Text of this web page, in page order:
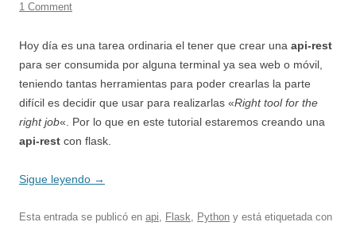
1 Comment
Hoy día es una tarea ordinaria el tener que crear una api-rest
para ser consumida por alguna terminal ya sea web o móvil,
teniendo tantas herramientas para poder crearlas la parte
difícil es decidir que usar para realizarlas «Right tool for the
right job«. Por lo que en este tutorial estaremos creando una
api-rest con flask.
Sigue leyendo →
Esta entrada se publicó en api, Flask, Python y está etiquetada con